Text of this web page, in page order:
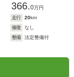
366.0万円
走行 20km
修復
なし
整備
法定整備付